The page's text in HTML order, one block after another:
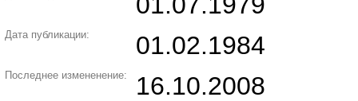
Дата публикации: 01.02.1984
Последнее измененение: 16.10.2008